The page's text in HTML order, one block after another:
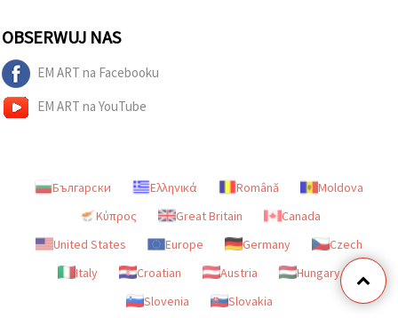
OBSERWUJ NAS
EM ART na Facebooku
EM ART na YouTube
Български Ελληνικά Română
Moldova
Κύπρος
Great Britain
Canada
United States
Europe Germany
Czech
Italy
Croatian Austria
Hungary
Slovenia
Slovakia